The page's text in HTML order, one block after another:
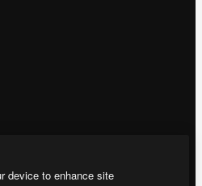
device to enhance site